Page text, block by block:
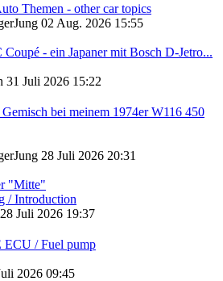
Themen - other car topics
02 Aug. 2026 15:55
Coupé - ein Japaner mit Bosch D-Jetro...
31 Juli 2026 15:22
bei meinem 1974er W116 450
28 Juli 2026 20:31
"Mitte"
/ Introduction
28 Juli 2026 19:37
ECU / Fuel pump
2026 09:45